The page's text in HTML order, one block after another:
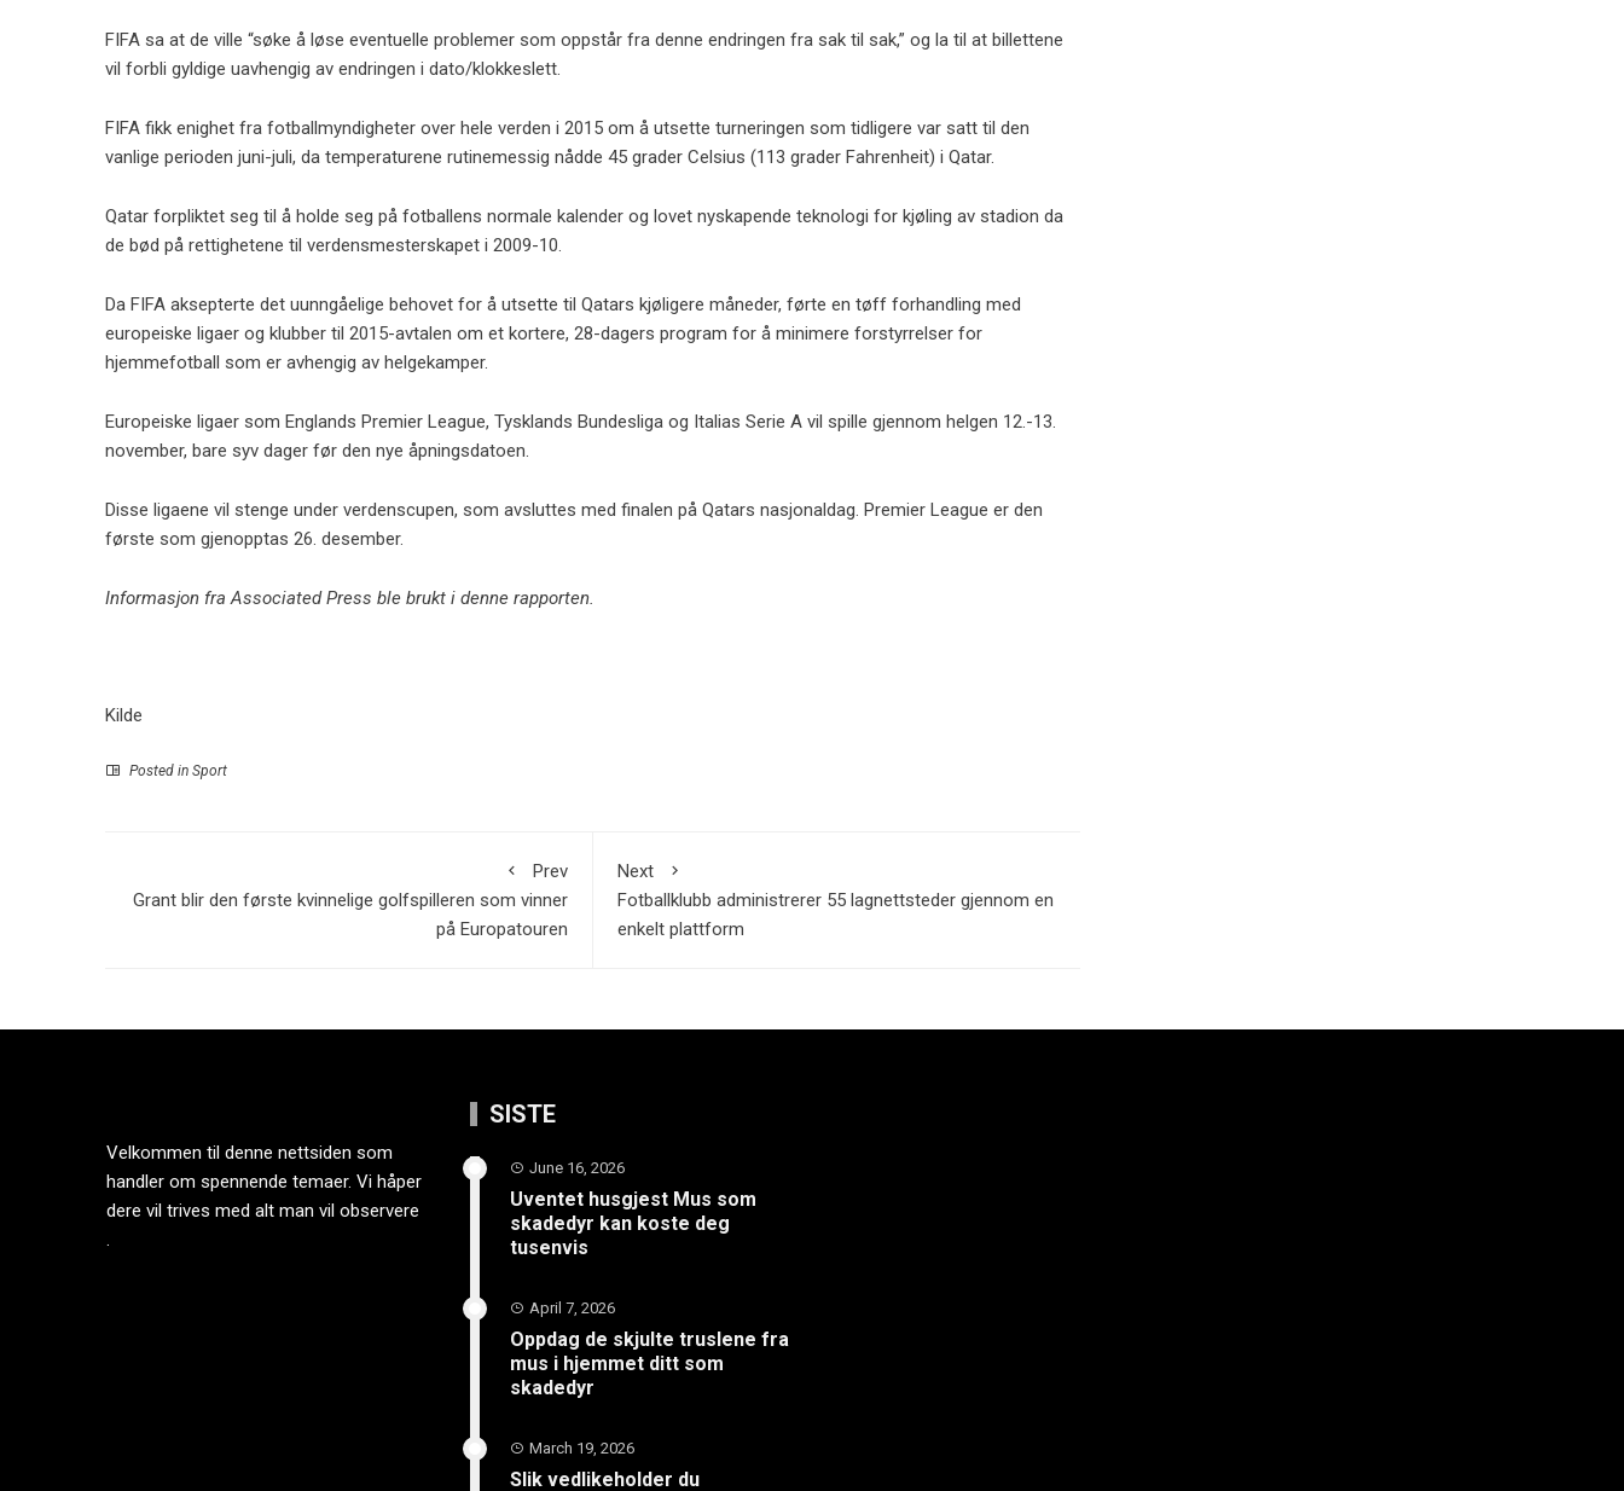
FIFA sa at de ville “søke å løse eventuelle problemer som oppstår fra denne endringen fra sak til sak,” og la til at billettene
vil forbli gyldige uavhengig av endringen i dato/klokkeslett.
FIFA fikk enighet fra fotballmyndigheter over hele verden i 2015 om å utsette turneringen som tidligere var satt til den
vanlige perioden juni-juli, da temperaturene rutinemessig nådde 45 grader Celsius (113 grader Fahrenheit) i Qatar.
Qatar forpliktet seg til å holde seg på fotballens normale kalender og lovet nyskapende teknologi for kjøling av stadion da
de bød på rettighetene til verdensmesterskapet i 2009-10.
Da FIFA aksepterte det uunngåelige behovet for å utsette til Qatars kjøligere måneder, førte en tøff forhandling med
europeiske ligaer og klubber til 2015-avtalen om et kortere, 28-dagers program for å minimere forstyrrelser for
hjemmefotball som er avhengig av helgekamper.
Europeiske ligaer som Englands Premier League, Tysklands Bundesliga og Italias Serie A vil spille gjennom helgen 12.-13.
november, bare syv dager før den nye åpningsdatoen.
Disse ligaene vil stenge under verdenscupen, som avsluttes med finalen på Qatars nasjonaldag. Premier League er den
første som gjenopptas 26. desember.
Informasjon fra Associated Press ble brukt i denne rapporten.
Kilde
Posted in Sport
Prev
Grant blir den første kvinnelige golfspilleren som vinner
på Europatouren
Next
Fotballklubb administrerer 55 lagnettsteder gjennom en
enkelt plattform
Velkommen til denne nettsiden som
handler om spennende temaer. Vi håper
dere vil trives med alt man vil observere
.
SISTE
June 16, 2026
Uventet husgjest Mus som
skadedyr kan koste deg
tusenvis
April 7, 2026
Oppdag de skjulte truslene fra
mus i hjemmet ditt som
skadedyr
March 19, 2026
Slik vedlikeholder du